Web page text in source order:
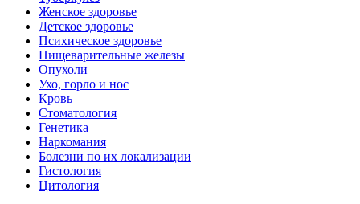
Женское здоровье
Детское здоровье
Психическое здоровье
Пищеварительные железы
Опухоли
Ухо, горло и нос
Кровь
Стоматология
Генетика
Наркомания
Болезни по их локализации
Гистология
Цитология